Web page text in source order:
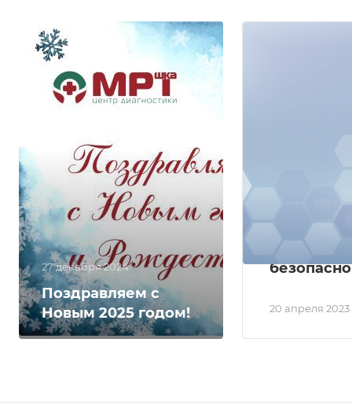
27 декабря 2024
Поздравляем с
Новым 2025 годом!
20 апреля 2023
-